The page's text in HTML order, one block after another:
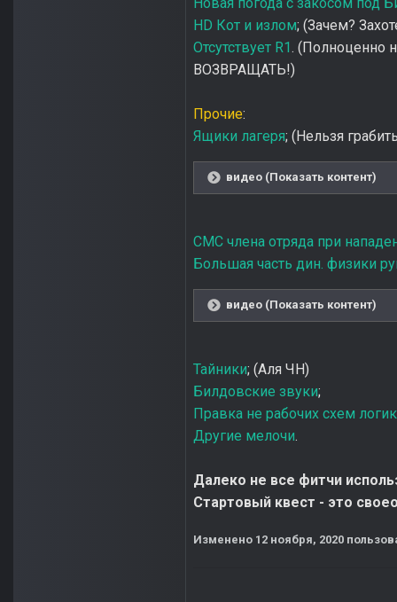
HD Кот и излом; (Зачем?
Отсутствует R1. (Полноценно
ВОЗВРАЩАТЬ!)
Прочие:
Ящики лагеря; (Нельзя
видео (Показать контент)
СМС члена отряда при
Большая часть дин. физики
видео (Показать контент)
Тайники; (Аля ЧН)
Билдовские звуки;
Правка не рабочих схем
Другие мелочи.
Далеко не все фитчи
Стартовый квест - это
Изменено 12 ноября, 2020